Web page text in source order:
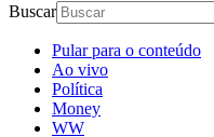
Buscar
Pular para o conteúdo
Ao vivo
Política
Money
WW